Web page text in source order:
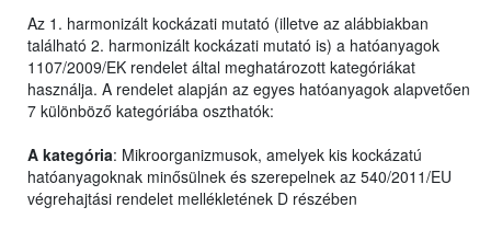
Az 1. harmonizált kockázati mutató (illetve az alábbiakban
található 2. harmonizált kockázati mutató is) a hatóanyagok
1107/2009/EK rendelet által meghatározott kategóriákat
használja. A rendelet alapján az egyes hatóanyagok alapvetően
7 különböző kategóriába oszthatók:
A kategória: Mikroorganizmusok, amelyek kis kockázatú
hatóanyagoknak minősülnek és szerepelnek az 540/2011/EU
végrehajtási rendelet mellékletének D részében